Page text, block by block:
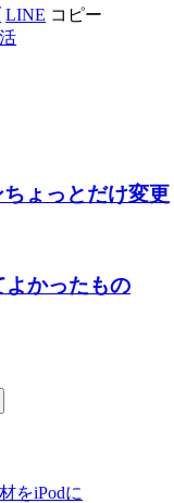
LINE コピー
ょっとだけ変更
よかったもの
をiPodに